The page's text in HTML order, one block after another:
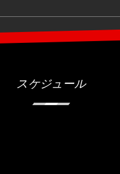
スケジュール